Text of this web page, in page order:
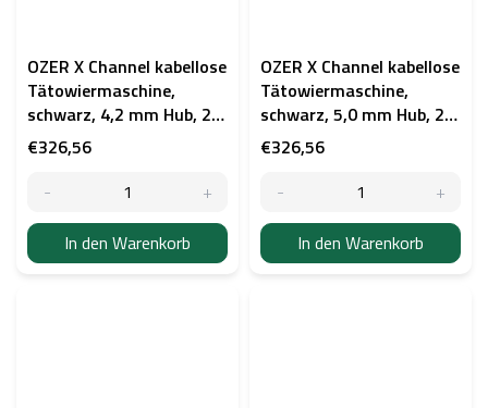
OZER X Channel kabellose
Tätowiermaschine,
schwarz, 4,2 mm Hub, 2
Akkus
€326,56
In den Warenkorb
OZER X Channel kabellose
Tätowiermaschine,
schwarz, 5,0 mm Hub, 2
Akkus
€326,56
In den Warenkorb